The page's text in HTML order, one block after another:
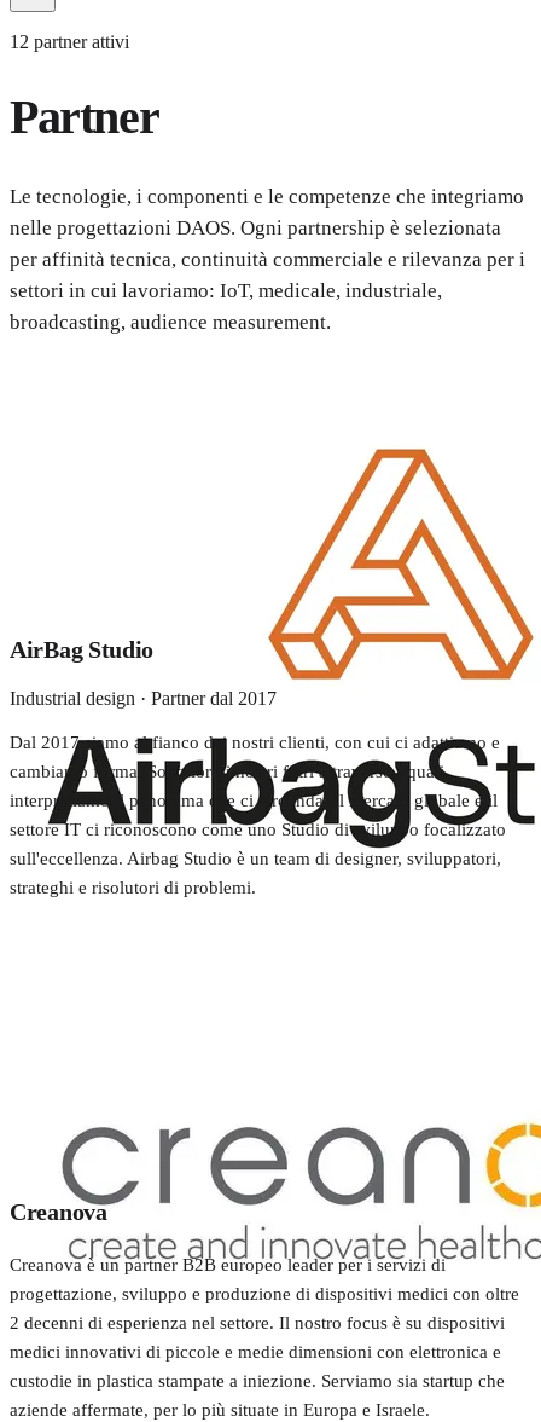
12 partner attivi
Partner
Le tecnologie, i componenti e le competenze che integriamo
nelle progettazioni DAOS. Ogni partnership è selezionata
per affinità tecnica, continuità commerciale e rilevanza per i
settori in cui lavoriamo: IoT, medicale, industriale,
broadcasting, audience measurement.
AirBag Studio
Industrial design · Partner dal 2017
Dal 2017 siamo al fianco dei nostri clienti, con cui ci adattiamo e
cambiamo forma. Sono loro i nostri filtri attraverso i quali
interpretiamo il panorama che ci circonda. Il mercato globale e il
settore IT ci riconoscono come uno Studio di sviluppo focalizzato
sull'eccellenza. Airbag Studio è un team di designer, sviluppatori,
strateghi e risolutori di problemi.
Creanova
Creanova è un partner B2B europeo leader per i servizi di
progettazione, sviluppo e produzione di dispositivi medici con oltre
2 decenni di esperienza nel settore. Il nostro focus è su dispositivi
medici innovativi di piccole e medie dimensioni con elettronica e
custodie in plastica stampate a iniezione. Serviamo sia startup che
aziende affermate, per lo più situate in Europa e Israele.